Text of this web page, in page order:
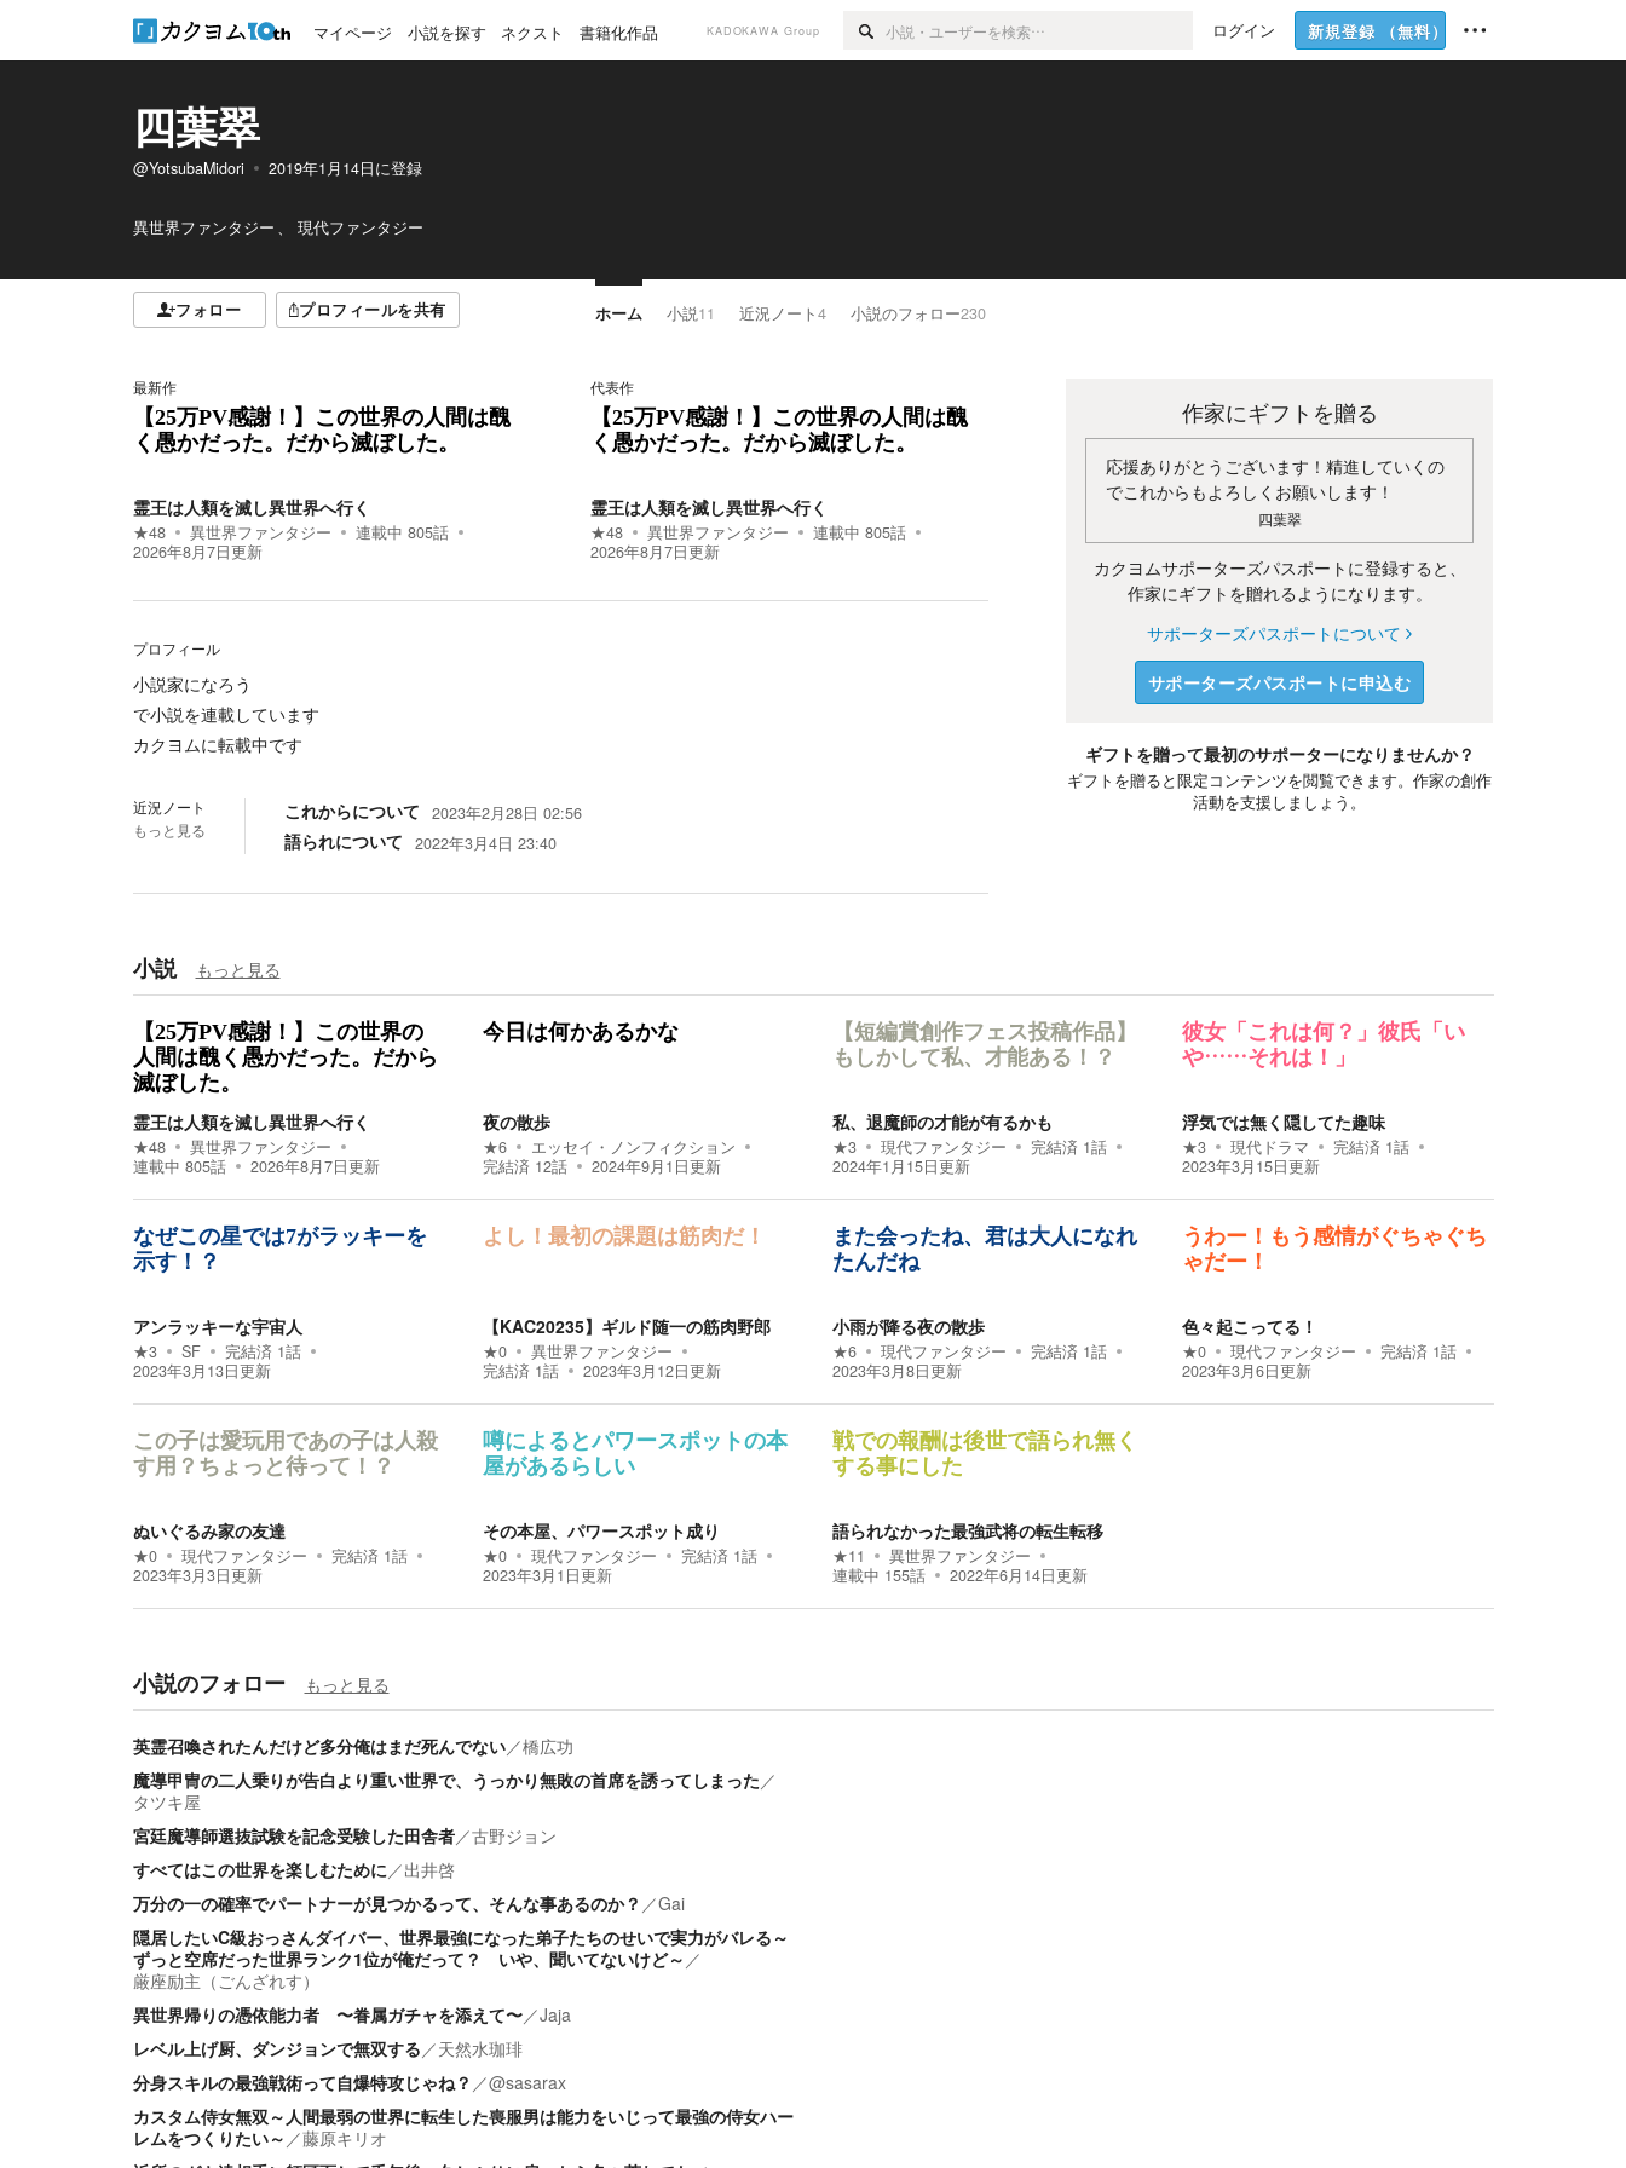
マイページ 小説を探す ネクスト 書籍化作品 KADOKAWA Group ログイン 新規登録 （無料）
四葉翠
@YotsubaMidori 2019年1月14日に登録
異世界ファンタジー 現代ファンタジー
フォロー プロフィールを共有 ホーム 小説11 近況ノート4 小説のフォロー230
最新作
【25万PV感謝！】この世界の人間は醜
く愚かだった。だから滅ぼした。
霊王は人類を滅し異世界へ行く
★48 異世界ファンタジー 連載中 805話
2026年8月7日更新
代表作
【25万PV感謝！】この世界の人間は醜
く愚かだった。だから滅ぼした。
霊王は人類を滅し異世界へ行く
★48 異世界ファンタジー 連載中 805話
2026年8月7日更新
プロフィール
小説家になろう
で小説を連載しています
カクヨムに転載中です
近況ノート
もっと見る
これからについて 2023年2月28日 02:56
語られについて 2022年3月4日 23:40
作家にギフトを贈る
応援ありがとうございます！精進していくの
でこれからもよろしくお願いします！
四葉翠
カクヨムサポーターズパスポートに登録すると、
作家にギフトを贈れるようになります。
サポーターズパスポートについて
サポーターズパスポートに申込む
ギフトを贈って最初のサポーターになりませんか？
ギフトを贈ると限定コンテンツを閲覧できます。作家の創作
活動を支援しましょう。
小説 もっと見る
【25万PV感謝！】この世界の
人間は醜く愚かだった。だから
滅ぼした。
霊王は人類を滅し異世界へ行く
★48
異世界ファンタジー
連載中 805話 2026年8月7日更新
今日は何かあるかな
夜の散歩
★6
エッセイ・ノンフィクション
完結済 12話 2024年9月1日更新
【短編賞創作フェス投稿作品】
もしかして私、才能ある！？
私、退魔師の才能が有るかも
★3 現代ファンタジー 完結済 1話
2024年1月15日更新
彼女「これは何？」彼氏「い
や……それは！」
浮気では無く隠してた趣味
★3 現代ドラマ 完結済 1話
2023年3月15日更新
なぜこの星では7がラッキーを
示す！？
アンラッキーな宇宙人
★3 SF 完結済 1話
2023年3月13日更新
よし！最初の課題は筋肉だ！
【KAC20235】ギルド随一の筋肉野郎
★0
異世界ファンタジー
完結済 1話 2023年3月12日更新
また会ったね、君は大人になれ
たんだね
小雨が降る夜の散歩
★6 現代ファンタジー 完結済 1話
2023年3月8日更新
うわー！もう感情がぐちゃぐち
ゃだー！
色々起こってる！
★0 現代ファンタジー 完結済 1話
2023年3月6日更新
この子は愛玩用であの子は人殺
す用？ちょっと待って！？
ぬいぐるみ家の友達
★0 現代ファンタジー 完結済 1話
2023年3月3日更新
噂によるとパワースポットの本
屋があるらしい
その本屋、パワースポット成り
★0 現代ファンタジー 完結済 1話
2023年3月1日更新
戦での報酬は後世で語られ無く
する事にした
語られなかった最強武将の転生転移
★11
異世界ファンタジー
連載中 155話 2022年6月14日更新
小説のフォロー もっと見る
英霊召喚されたんだけど多分俺はまだ死んでない／橋広功
魔導甲冑の二人乗りが告白より重い世界で、うっかり無敗の首席を誘ってしまった／
タツキ屋
宮廷魔導師選抜試験を記念受験した田舎者／古野ジョン
すべてはこの世界を楽しむために／出井啓
万分の一の確率でパートナーが見つかるって、そんな事あるのか？ ／Gai
隠居したいC級おっさんダイバー、世界最強になった弟子たちのせいで実力がバレる～
ずっと空席だった世界ランク1位が俺だって？ いや、聞いてないけど～ ／
厳座励主（ごんざれす）
異世界帰りの憑依能力者 〜眷属ガチャを添えて〜／Jaja
レベル上げ厨、ダンジョンで無双する／天然水珈琲
分身スキルの最強戦術って自爆特攻じゃね？ ／@sasarax
カスタム侍女無双～人間最弱の世界に転生した喪服男は能力をいじって最強の侍女ハー
レムをつくりたい～ ／藤原キリオ